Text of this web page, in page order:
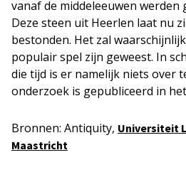
vanaf de middeleeuwen werden
Deze steen uit Heerlen laat nu
bestonden. Het zal
populair spel zijn geweest. In
die tijd is er namelijk niets over
onderzoek is gepubliceerd in
Bronnen: Antiquity, Universiteit
Maastricht